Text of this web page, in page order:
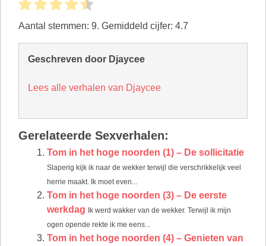
Aantal stemmen: 9. Gemiddeld cijfer: 4.7
Geschreven door Djaycee
Lees alle verhalen van Djaycee
Gerelateerde Sexverhalen:
Tom in het hoge noorden (1) – De sollicitatie
Slaperig kijk ik naar de wekker terwijl die verschrikkelijk veel
herrie maakt. Ik moet even...
Tom in het hoge noorden (3) – De eerste
werkdag Ik werd wakker van de wekker. Terwijl ik mijn
ogen opende rekte ik me eens...
Tom in het hoge noorden (4) – Genieten van